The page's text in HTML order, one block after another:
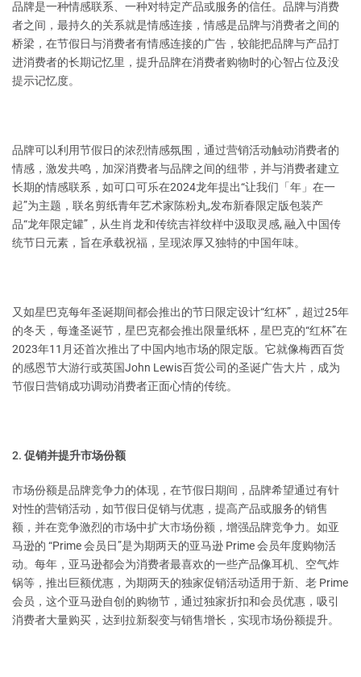
品牌是一种情感联系、一种对特定产品或服务的信任。品牌与消费
者之间，最持久的关系就是情感连接，情感是品牌与消费者之间的
桥梁，在节假日与消费者有情感连接的广告，较能把品牌与产品打
进消费者的长期记忆里，提升品牌在消费者购物时的心智占位及没
提示记忆度。
品牌可以利用节假日的浓烈情感氛围，通过营销活动触动消费者的
情感，激发共鸣，加深消费者与品牌之间的纽带，并与消费者建立
长期的情感联系，如可口可乐在2024龙年提出“让我们「年」在一
起”为主题，联名剪纸青年艺术家陈粉丸,发布新春限定版包装产
品“龙年限定罐”，从生肖龙和传统吉祥纹样中汲取灵感, 融入中国传
统节日元素，旨在承载祝福，呈现浓厚又独特的中国年味。
又如星巴克每年圣诞期间都会推出的节日限定设计“红杯”，超过25年
的冬天，每逢圣诞节，星巴克都会推出限量纸杯，星巴克的“红杯”在
2023年11月还首次推出了中国内地市场的限定版。它就像梅西百货
的感恩节大游行或英国John Lewis百货公司的圣诞广告大片，成为
节假日营销成功调动消费者正面心情的传统。
2. 促销并提升市场份额
市场份额是品牌竞争力的体现，在节假日期间，品牌希望通过有针
对性的营销活动，如节假日促销与优惠，提高产品或服务的销售
额，并在竞争激烈的市场中扩大市场份额，增强品牌竞争力。如亚
马逊的 “Prime 会员日”是为期两天的亚马逊 Prime 会员年度购物活
动。每年，亚马逊都会为消费者最喜欢的一些产品像耳机、空气炸
锅等，推出巨额优惠，为期两天的独家促销活动适用于新、老 Prime
会员，这个亚马逊自创的购物节，通过独家折扣和会员优惠，吸引
消费者大量购买，达到拉新裂变与销售增长，实现市场份额提升。